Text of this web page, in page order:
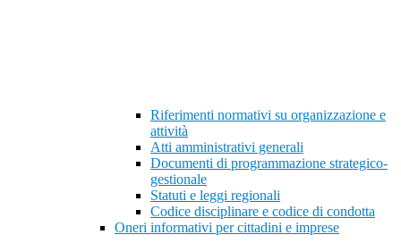
Riferimenti normativi su organizzazione e
attività
Atti amministrativi generali
Documenti di programmazione strategico-
gestionale
Statuti e leggi regionali
Codice disciplinare e codice di condotta
Oneri informativi per cittadini e imprese